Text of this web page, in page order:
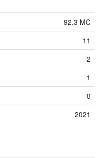
92.3 MC
11
2
1
0
2021